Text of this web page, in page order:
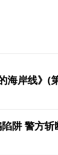
海岸线》(
阱 警方